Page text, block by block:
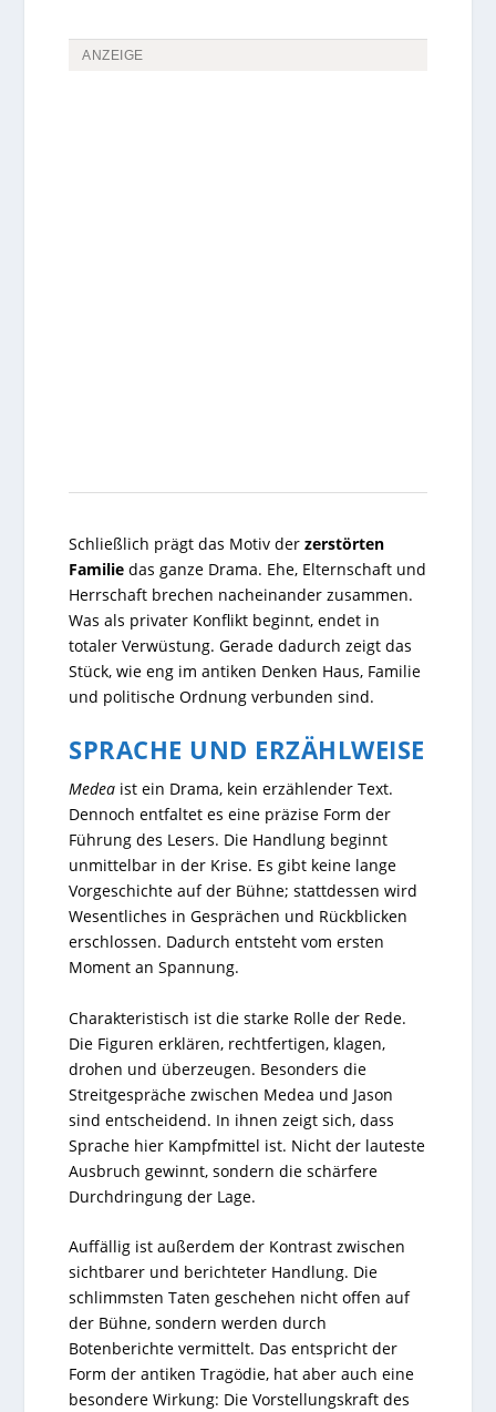
ANZEIGE
Schließlich prägt das Motiv derzerstörten
Familie das ganze Drama. Ehe, Elternschaft und
Herrschaft brechen nacheinander zusammen.
Was als privater Konflikt beginnt, endet in
totaler Verwüstung. Gerade dadurch zeigt das
Stück, wie eng im antiken Denken Haus, Familie
und politische Ordnung verbunden sind.
SPRACHE UND ERZÄHLWEISE
Medea ist ein Drama, kein erzählender Text.
Dennoch entfaltet es eine präzise Form der
Führung des Lesers. Die Handlung beginnt
unmittelbar in der Krise. Es gibt keine lange
Vorgeschichte auf der Bühne; stattdessen wird
Wesentliches in Gesprächen und Rückblicken
erschlossen. Dadurch entsteht vom ersten
Moment an Spannung.
Charakteristisch ist die starke Rolle der Rede.
Die Figuren erklären, rechtfertigen, klagen,
drohen und überzeugen. Besonders die
Streitgespräche zwischen Medea und Jason
sind entscheidend. In ihnen zeigt sich, dass
Sprache hier Kampfmittel ist. Nicht der lauteste
Ausbruch gewinnt, sondern die schärfere
Durchdringung der Lage.
Auffällig ist außerdem der Kontrast zwischen
sichtbarer und berichteter Handlung. Die
schlimmsten Taten geschehen nicht offen auf
der Bühne, sondern werden durch
Botenberichte vermittelt. Das entspricht der
Form der antiken Tragödie, hat aber auch eine
besondere Wirkung: Die Vorstellungskraft des